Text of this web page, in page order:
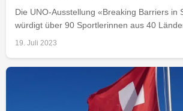
Die UNO-Ausstellung «Breaking Barriers in
würdigt über 90 Sportlerinnen aus 40
19. Juli 2023